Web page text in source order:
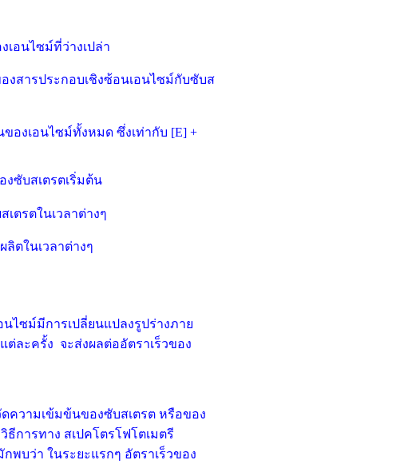
เอนไซม์ที่ว่างเปล่า
งสารประกอบเชิงซ้อนเอนไซม์กับซับส
องเอนไซม์ทั้งหมด ซึ่งเท่ากับ [E] +
ซับสเตรตเริ่มต้น
ตรตในเวลาต่างๆ
ตในเวลาต่างๆ
ไซม์มีการเปลี่ยนแปลงรูปร่างภาย
ต่ละครั้ง จะส่งผลต่ออัตราเร็วของ
ความเข้มข้นของซับสเตรต หรือของ
การทาง สเปคโตรโฟโตเมตรี
กพบว่า ในระยะแรกๆ อัตราเร็วของ